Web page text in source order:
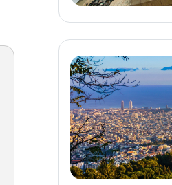
on that particular day.
Absolutely fantastic!